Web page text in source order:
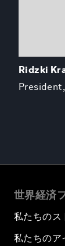
Ridzki
世界経済
私たちのス
私たちのア